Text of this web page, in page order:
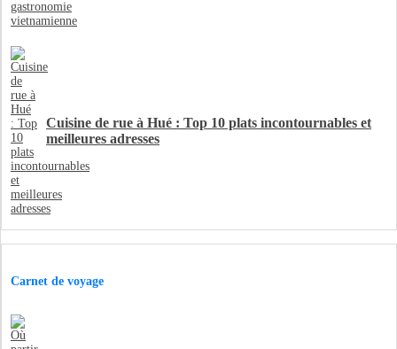
Cuisine de rue à Hué : Top 10 plats incontournables et
meilleures adresses
Carnet de voyage